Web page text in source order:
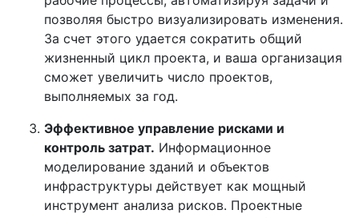
позволяя быстро визуализировать изменения.
За счет этого удается сократить общий
жизненный цикл проекта, и ваша организация
сможет увеличить число проектов,
выполняемых за год.
Эффективное управление рисками и
контроль затрат. Информационное
моделирование зданий и объектов
инфраструктуры действует как мощный
инструмент анализа рисков. Проектные